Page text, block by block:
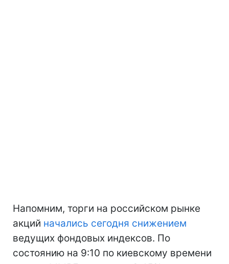
Напомним, торги на российском рынке
акций начались сегодня снижением
ведущих фондовых индексов. По
состоянию на 9:10 по киевскому времени